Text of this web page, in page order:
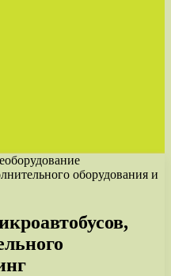
оборудования и